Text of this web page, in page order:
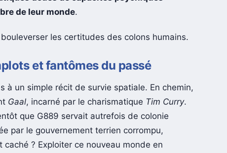
doués de capacités psychiques
et fantômes du passé
à un simple récit de survie spatiale. En chemin,
Gaal , incarné par le charismatique Tim Curry
que G889 servait autrefois de colonie
par le gouvernement terrien corrompu,